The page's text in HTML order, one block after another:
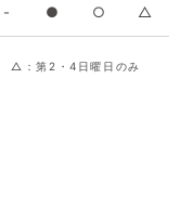
- ● ○ △
第2・4日曜日のみ